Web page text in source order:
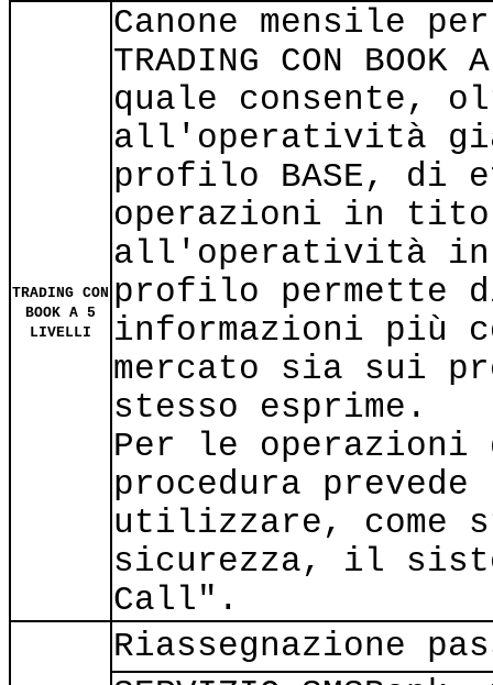
TRADING CON
BOOK A 5
LIVELLI
Canone mensile
TRADING CON
quale consente,
all'operatività
profilo BASE, di
operazioni in
all'operatività
profilo permette
informazioni più
mercato sia sui
stesso esprime.
Per le
procedura
utilizzare, come
sicurezza, il
Call".
Riassegnazione